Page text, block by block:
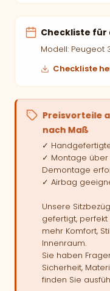
Checkliste
Modell: Peugeot
Checkliste
Preisvorteile
nach Maß
✓
✓ Montage
Demontage
✓ Airbag
Unsere
gefertigt,
mehr Komfort,
Innenraum.
Sie haben
Sicherheit,
finden Sie